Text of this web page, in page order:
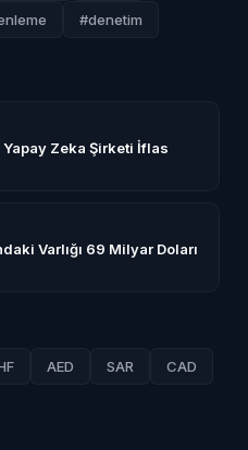
#denetim
Yapay Zeka Şirketi İflas
Varlığı 69 Milyar Doları
AED SAR CAD